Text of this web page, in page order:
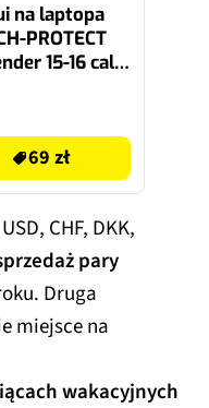
na laptopa
PROTECT
15-16 cali
69 zł
CHF, DKK,
pary
Druga
miejsce na
wakacyjnych